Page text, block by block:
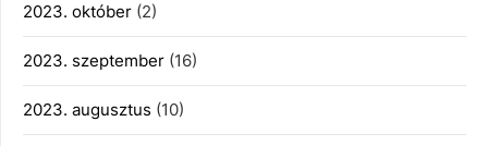
2023. október (2)
2023. szeptember (16)
2023. augusztus (10)